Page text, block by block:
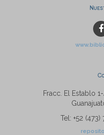
Fracc. El Establo
Tel: +52